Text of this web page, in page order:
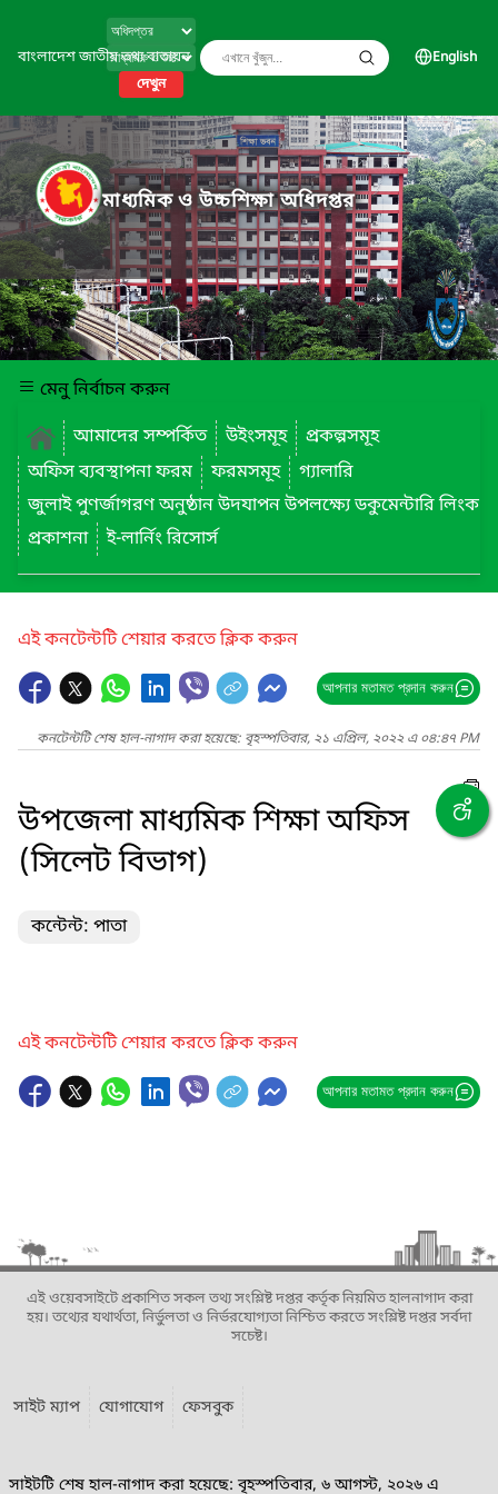
বাংলাদেশ জাতীয় তথ্য বাতায়ন
দেখুন
English
মাধ্যমিক ও উচ্চশিক্ষা অধিদপ্তর
মেনু নির্বাচন করুন
আমাদের সম্পর্কিত
উইংসমূহ
প্রকল্পসমূহ
অফিস ব্যবস্থাপনা ফরম
ফরমসমূহ
গ্যালারি
জুলাই পুণর্জাগরণ অনুষ্ঠান উদযাপন উপলক্ষ্যে ডকুমেন্টারি লিংক
প্রকাশনা
ই-লার্নিং রিসোর্স
এই কনটেন্টটি শেয়ার করতে ক্লিক করুন
আপনার মতামত প্রদান করুন
কনটেন্টটি শেষ হাল-নাগাদ করা হয়েছে: বৃহস্পতিবার, ২১ এপ্রিল, ২০২২ এ ০৪:৪৭ PM
উপজেলা মাধ্যমিক শিক্ষা অফিস
(সিলেট বিভাগ)
কন্টেন্ট: পাতা
এই কনটেন্টটি শেয়ার করতে ক্লিক করুন
আপনার মতামত প্রদান করুন
এই ওয়েবসাইটে প্রকাশিত সকল তথ্য সংশ্লিষ্ট দপ্তর কর্তৃক নিয়মিত হালনাগাদ করা
হয়। তথ্যের যথার্থতা, নির্ভুলতা ও নির্ভরযোগ্যতা নিশ্চিত করতে সংশ্লিষ্ট দপ্তর সর্বদা
সচেষ্ট।
সাইট ম্যাপ যোগাযোগ ফেসবুক
সাইটটি শেষ হাল-নাগাদ করা হয়েছে: বৃহস্পতিবার, ৬ আগস্ট, ২০২৬ এ